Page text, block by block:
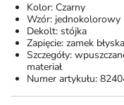
Kolor: Czarny
Wzór: jednokolorowy
Dekolt: stójka
Zapięcie: zamek
Szczegóły:
materiał
Numer artykułu: